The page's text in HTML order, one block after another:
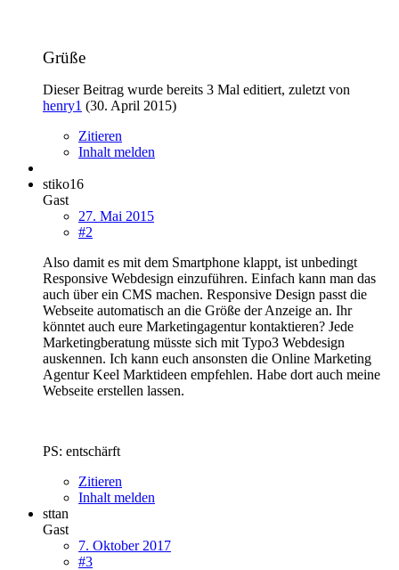
Grüße
Dieser Beitrag wurde bereits 3 Mal editiert, zuletzt von
henry1 (30. April 2015)
Zitieren
Inhalt melden
stiko16
Gast
27. Mai 2015
#2
Also damit es mit dem Smartphone klappt, ist unbedingt
Responsive Webdesign einzuführen. Einfach kann man das
auch über ein CMS machen. Responsive Design passt die
Webseite automatisch an die Größe der Anzeige an. Ihr
könntet auch eure Marketingagentur kontaktieren? Jede
Marketingberatung müsste sich mit Typo3 Webdesign
auskennen. Ich kann euch ansonsten die Online Marketing
Agentur Keel Marktideen empfehlen. Habe dort auch meine
Webseite erstellen lassen.
PS: entschärft
Zitieren
Inhalt melden
sttan
Gast
7. Oktober 2017
#3